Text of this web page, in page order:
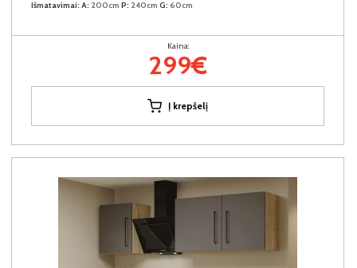
Išmatavimai: A: 200cm P: 240cm G: 60cm
Kaina:
299€
Į krepšelį